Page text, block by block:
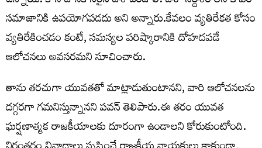
సమాజానికి ఉపయోగపడదు అని అన్నారు.కేవలం వ్యతిరేకత కోసం
వ్యతిరేకించడం కంటే, సమస్యల పరిష్కారానికి దోహదపడే
ఆలోచనలు అవసరమని సూచించారు.
తాను తరచుగా యువతతో మాట్లాడుతుంటానని, వారి ఆలోచనలను
దగ్గరగా గమనిస్తున్నానని పవన్ తెలిపారు.ఈ తరం యువత
ఘర్షణాత్మక రాజకీయాలకు దూరంగా ఉండాలని కోరుకుంటోంది.